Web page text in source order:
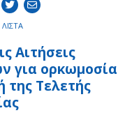
Αιτήσεις
για ορκωμοσία
της Τελετής